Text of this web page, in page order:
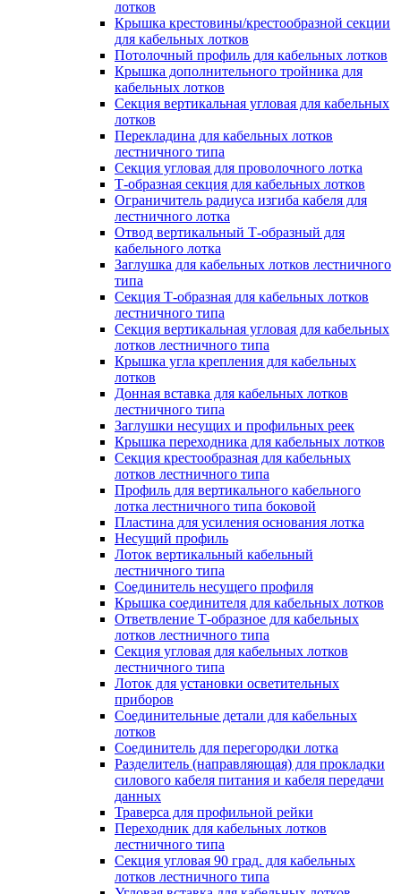
лотков
Крышка крестовины/крестообразной секции
для кабельных лотков
Потолочный профиль для кабельных лотков
Крышка дополнительного тройника для
кабельных лотков
Секция вертикальная угловая для кабельных
лотков
Перекладина для кабельных лотков
лестничного типа
Секция угловая для проволочного лотка
Т-образная секция для кабельных лотков
Ограничитель радиуса изгиба кабеля для
лестничного лотка
Отвод вертикальный Т-образный для
кабельного лотка
Заглушка для кабельных лотков лестничного
типа
Секция Т-образная для кабельных лотков
лестничного типа
Секция вертикальная угловая для кабельных
лотков лестничного типа
Крышка угла крепления для кабельных
лотков
Донная вставка для кабельных лотков
лестничного типа
Заглушки несущих и профильных реек
Крышка переходника для кабельных лотков
Секция крестообразная для кабельных
лотков лестничного типа
Профиль для вертикального кабельного
лотка лестничного типа боковой
Пластина для усиления основания лотка
Несущий профиль
Лоток вертикальный кабельный
лестничного типа
Соединитель несущего профиля
Крышка соединителя для кабельных лотков
Ответвление Т-образное для кабельных
лотков лестничного типа
Секция угловая для кабельных лотков
лестничного типа
Лоток для установки осветительных
приборов
Соединительные детали для кабельных
лотков
Соединитель для перегородки лотка
Разделитель (направляющая) для прокладки
силового кабеля питания и кабеля передачи
данных
Траверса для профильной рейки
Переходник для кабельных лотков
лестничного типа
Секция угловая 90 град. для кабельных
лотков лестничного типа